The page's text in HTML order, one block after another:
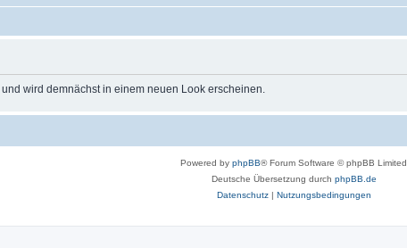
wird demnächst in einem neuen Look erscheinen.
Powered by phpBB® Forum Software © phpBB Limited
Deutsche Übersetzung durch phpBB.de
Datenschutz| Nutzungsbedingungen